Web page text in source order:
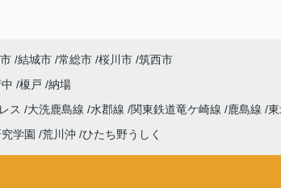
結城市 常総市 桜川市 筑西市
榎戸 納場
ス 大洗鹿島線 水郡線 関東鉄道竜ケ崎線 鹿島線
学園 荒川沖 ひたち野うしく